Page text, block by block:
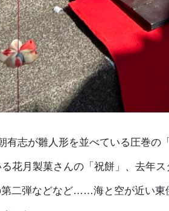
有志が雛人形を並べている圧巻の
花月製菓さんの「祝餅」、去年
第二弾などなど……海と空が近い東